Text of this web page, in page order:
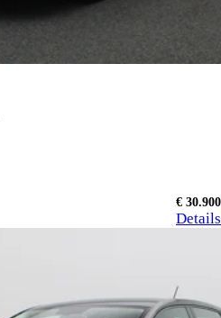
€ 30.900
Details